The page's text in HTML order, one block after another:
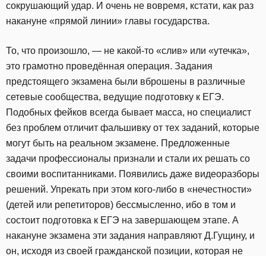
сокрушающий удар. И очень не вовремя, кстати, как раз
накануне «прямой линии» главы государства.
То, что произошло, — не какой-то «слив» или «утечка»,
это грамотно проведённая операция. Задания
предстоящего экзамена были вброшены в различные
сетевые сообщества, ведущие подготовку к ЕГЭ.
Подобных фейков всегда бывает масса, но специалист
без проблем отличит фальшивку от тех заданий, которые
могут быть на реальном экзамене. Предложенные
задачи профессионалы признали и стали их решать со
своими воспитанниками. Появились даже видеоразборы
решений. Упрекать при этом кого-либо в «нечестности»
(детей или репетиторов) бессмысленно, ибо в том и
состоит подготовка к ЕГЭ на завершающем этапе. А
накануне экзамена эти задания направляют Д.Гущину, и
он, исходя из своей гражданской позиции, которая не